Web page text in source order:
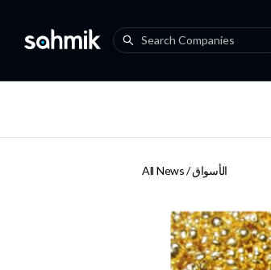
All News /الأسواق